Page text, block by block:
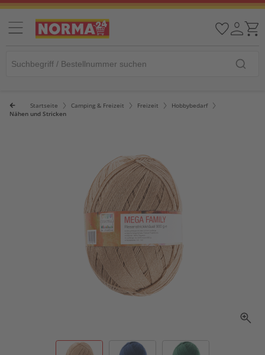
Startseite Camping & Freizeit Freizeit
Hobbybedarf
Nähen und Stricken